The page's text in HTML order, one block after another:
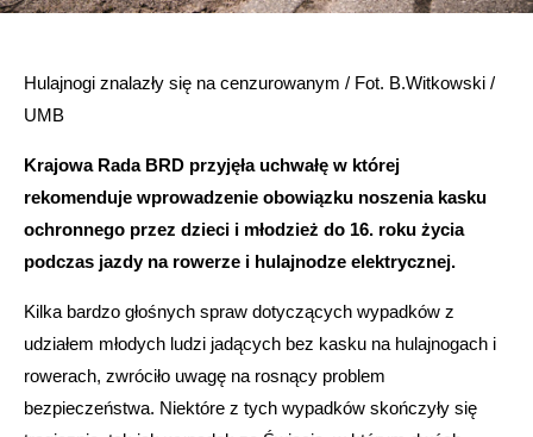
Hulajnogi znalazły się na cenzurowanym / Fot. B.Witkowski /
UMB
Krajowa Rada BRD przyjęła uchwałę w której
rekomenduje wprowadzenie obowiązku noszenia kasku
ochronnego przez dzieci i młodzież do 16. roku życia
podczas jazdy na rowerze i hulajnodze elektrycznej.
Kilka bardzo głośnych spraw dotyczących wypadków z
udziałem młodych ludzi jadących bez kasku na hulajnogach i
rowerach, zwróciło uwagę na rosnący problem
bezpieczeństwa. Niektóre z tych wypadków skończyły się